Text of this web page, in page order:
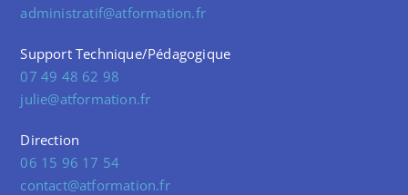
administratif@atformation.fr
Support Technique/Pédagogique
07 49 48 62 98
julie@atformation.fr
Direction
06 15 96 17 54
contact@atformation.fr